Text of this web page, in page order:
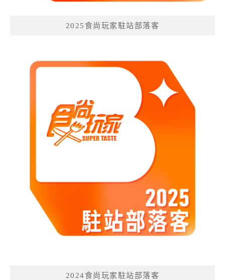
2025食尚玩家駐站部落客
2024食尚玩家駐站部落客